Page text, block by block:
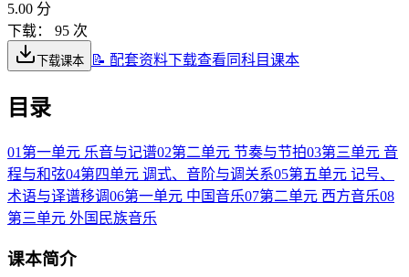
5.00 分
下载：
95 次
下载课本 📝 配套资料下载查看同科目课本
目录
01 第一单元 乐音与记谱02第二单元 节奏与节拍03第三单元 音
程与和弦04第四单元 调式、音阶与调关系05第五单元 记号、
术语与译谱移调06第一单元 中国音乐07第二单元 西方音乐08
第三单元 外国民族音乐
课本简介